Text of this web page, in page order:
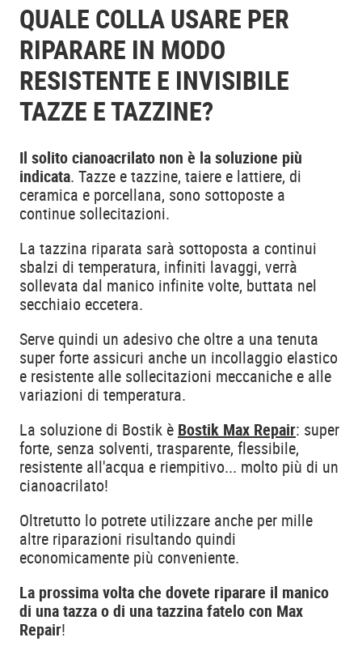
QUALE COLLA USARE PER
RIPARARE IN MODO
RESISTENTE E INVISIBILE
TAZZE E TAZZINE?
Il solito cianoacrilato non è la soluzione più
indicata. Tazze e tazzine, taiere e lattiere, di
ceramica e porcellana, sono sottoposte a
continue sollecitazioni.
La tazzina riparata sarà sottoposta a continui
sbalzi di temperatura, infiniti lavaggi, verrà
sollevata dal manico infinite volte, buttata nel
secchiaio eccetera.
Serve quindi un adesivo che oltre a una tenuta
super forte assicuri anche un incollaggio elastico
e resistente alle sollecitazioni meccaniche e alle
variazioni di temperatura.
La soluzione di Bostik è Bostik Max Repair: super
forte, senza solventi, trasparente, flessibile,
resistente all'acqua e riempitivo... molto più di un
cianoacrilato!
Oltretutto lo potrete utilizzare anche per mille
altre riparazioni risultando quindi
economicamente più conveniente.
La prossima volta che dovete riparare il manico
di una tazza o di una tazzina fatelo con Max
Repair!